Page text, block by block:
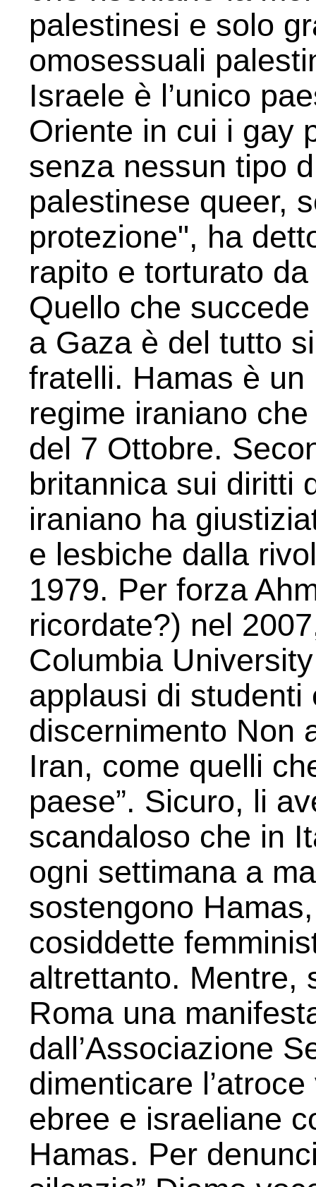
palestinesi e solo
omosessuali
Israele è l’unico
Oriente in cui i gay
senza nessun tipo
palestinese queer,
protezione", ha
rapito e torturato
Quello che
a Gaza è del tutto
fratelli. Hamas è
regime iraniano
del 7 Ottobre.
britannica sui diritti
iraniano ha
e lesbiche dalla
1979. Per forza
ricordate?) nel
Columbia
applausi di
discernimento Non
Iran, come quelli
paese”. Sicuro, li
scandaloso che in
ogni settimana a
sostengono
cosiddette
altrettanto. Mentre,
Roma una
dall’Associazione
dimenticare
ebree e israeliane
Hamas. Per